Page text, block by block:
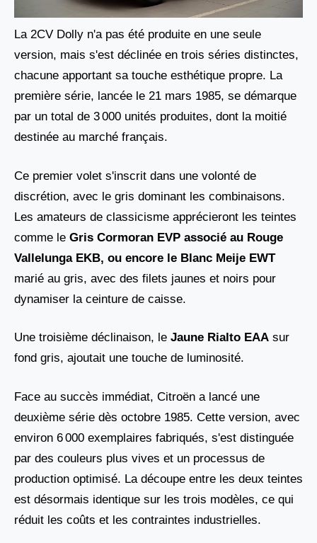
La 2CV Dolly n'a pas été produite en une seule
version, mais s'est déclinée en trois séries distinctes,
chacune apportant sa touche esthétique propre. La
première série, lancée le 21 mars 1985, se démarque
par un total de 3 000 unités produites, dont la moitié
destinée au marché français.
Ce premier volet s'inscrit dans une volonté de
discrétion, avec le gris dominant les combinaisons.
Les amateurs de classicisme apprécieront les teintes
comme le Gris Cormoran EVP associé au Rouge
Vallelunga EKB, ou encore le Blanc Meije EWT
marié au gris, avec des filets jaunes et noirs pour
dynamiser la ceinture de caisse.
Une troisième déclinaison, le Jaune Rialto EAA sur
fond gris, ajoutait une touche de luminosité.
Face au succès immédiat, Citroën a lancé une
deuxième série dès octobre 1985. Cette version, avec
environ 6 000 exemplaires fabriqués, s'est distinguée
par des couleurs plus vives et un processus de
production optimisé. La découpe entre les deux teintes
est désormais identique sur les trois modèles, ce qui
réduit les coûts et les contraintes industrielles.